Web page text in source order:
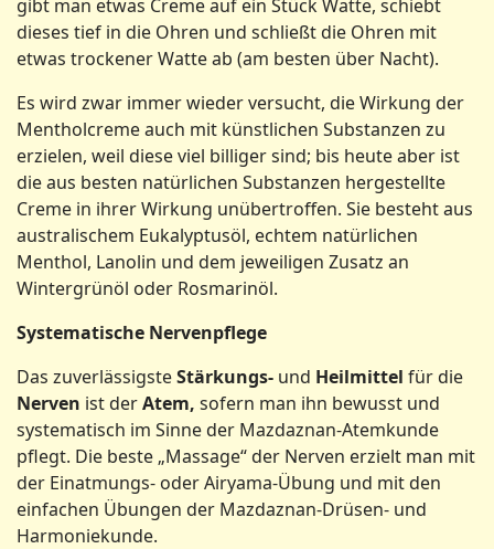
gibt man etwas Creme auf ein Stück Watte, schiebt
dieses tief in die Ohren und schließt die Ohren mit
etwas trockener Watte ab (am besten über Nacht).
Es wird zwar immer wieder versucht, die Wirkung der
Mentholcreme auch mit künstlichen Substanzen zu
erzielen, weil diese viel billiger sind; bis heute aber ist
die aus besten natürlichen Substanzen hergestellte
Creme in ihrer Wirkung unübertroffen. Sie besteht aus
australischem Eukalyptusöl, echtem natürlichen
Menthol, Lanolin und dem jeweiligen Zusatz an
Wintergrünöl oder Rosmarinöl.
Systematische Nervenpflege
Das zuverlässigsteStärkungs- und Heilmittel für die
Nerven ist derAtem, sofern man ihn bewusst und
systematisch im Sinne der Mazdaznan-Atemkunde
pflegt. Die beste „Massage“ der Nerven erzielt man mit
der Einatmungs- oder Airyama-Übung und mit den
einfachen Übungen der Mazdaz­nan-Drüsen- und
Harmoniekunde.